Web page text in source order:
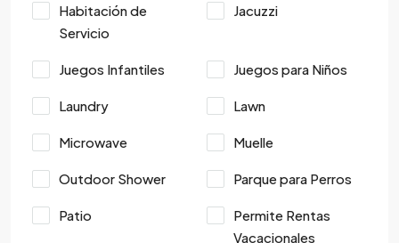
Habitación de
Servicio
Jacuzzi
Juegos Infantiles Juegos para Niños
Laundry Lawn
Microwave Muelle
Outdoor Shower Parque para Perros
Patio
Permite Rentas
Vacacionales